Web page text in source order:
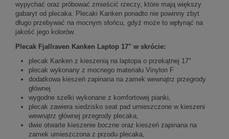
wypychać oraz próbować zmieścić rzeczy, które mają większy
gabaryt od plecaka. Plecaki Kanken ponadto nie powinny zbyt
długo przebywać na mocnym słońcu, gdyż może to wpłynąć na
jakość jego kolorów.
Plecak Fjallraven Kanken Laptop 17" w skrócie:
plecak Kanken z kieszenią na laptopa o przekątnej 17"
plecak wykonany z mocnego materiału Vinylon F
dodatkowa kieszeń zapinana na zamek wewnątrz przegrody
głównej
wygodne szelki wykonane z komfortowej pianki,
plecak zawiera siedzisko seat pad umieszczone w kieszeni
wewnątrz głównej przegrody plecaka,
dwie otwarte kieszenie boczne oraz kieszeń zapinana na
zamek umieszczona z przodu plecaka,